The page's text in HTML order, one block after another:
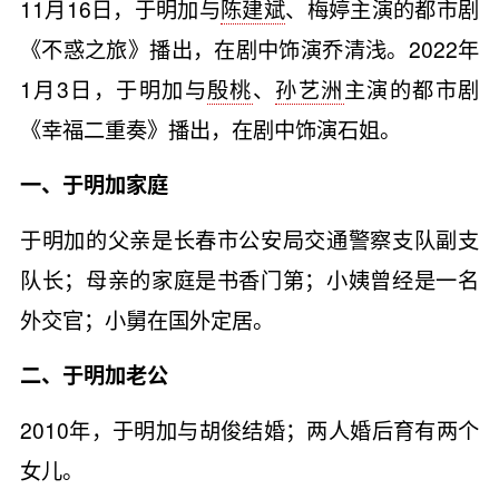
11月16日，于明加与陈建斌、梅婷主演的都市剧
《不惑之旅》播出，在剧中饰演乔清浅。2022年
1月3日，于明加与殷桃、 孙艺洲主演的都市剧
《幸福二重奏》播出，在剧中饰演石姐。
一、于明加家庭
于明加的父亲是长春市公安局交通警察支队副支
队长；母亲的家庭是书香门第；小姨曾经是一名
外交官；小舅在国外定居。
二、于明加老公
2010年，于明加与胡俊结婚；两人婚后育有两个
女儿。